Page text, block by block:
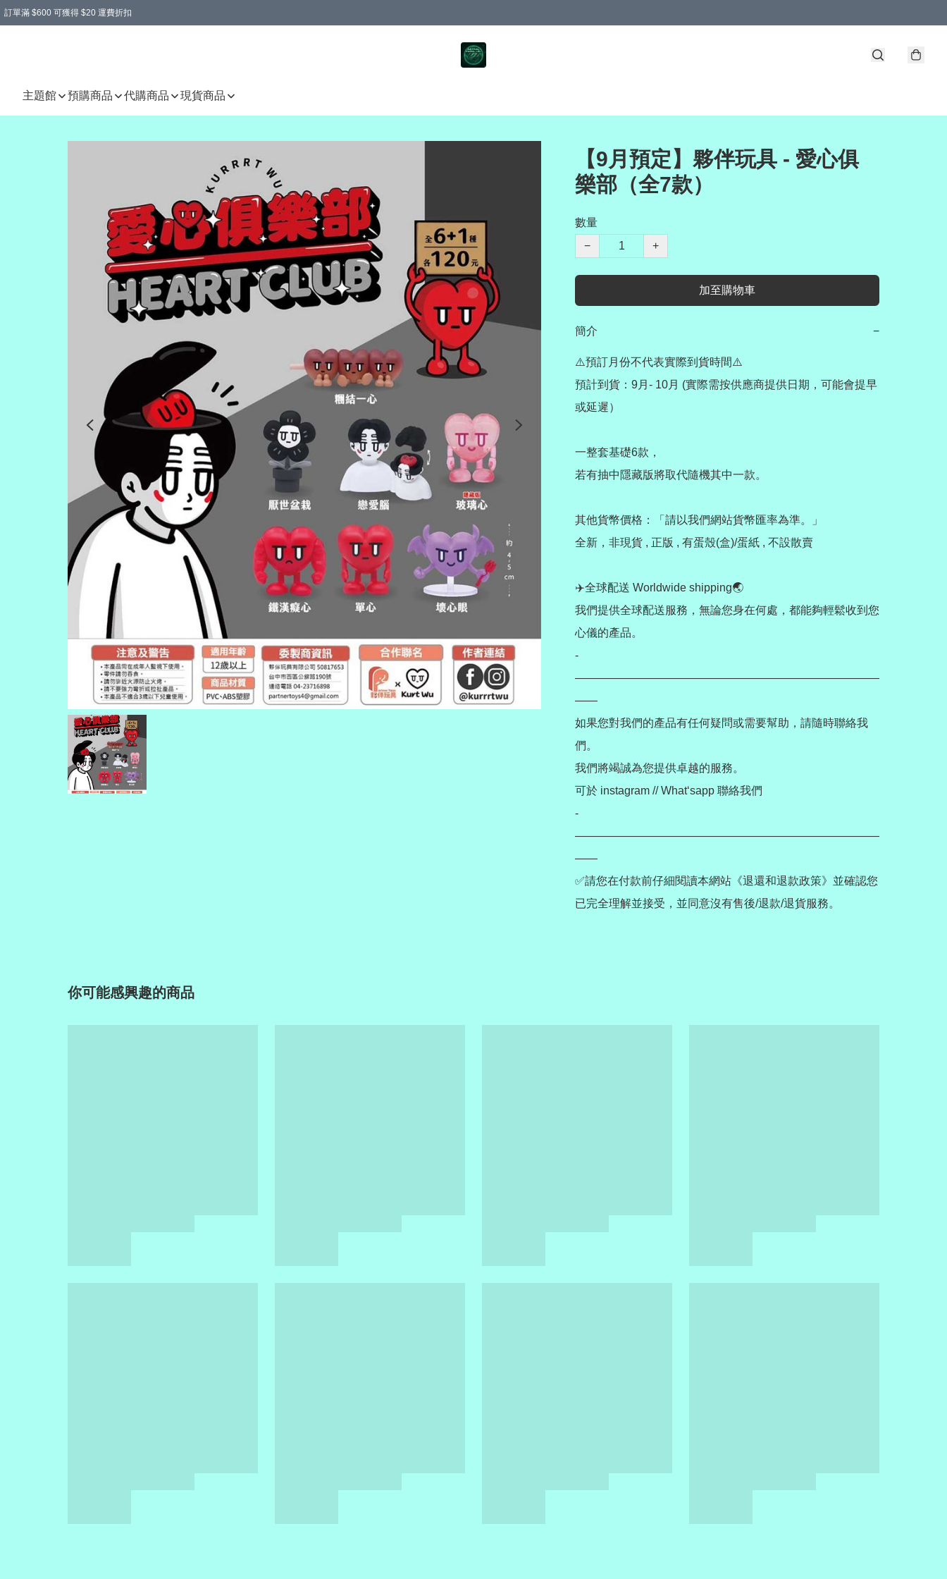
訂單滿 $600 可獲得 $20 運費折扣
主題館 預購商品 代購商品 現貨商品
【9月預定】夥伴玩具 - 愛心俱
樂部（全7款）
數量
−
+
加至購物車
簡介 −
⚠️預訂月份不代表實際到貨時間⚠️
預計到貨：9月- 10月 (實際需按供應商提供日期，可能會提早
或延遲）
一整套基礎6款，
若有抽中隱藏版將取代隨機其中一款。
其他貨幣價格：「請以我們網站貨幣匯率為準。」
全新，非現貨 , 正版 , 有蛋殼(盒)/蛋紙 , 不設散賣
✈️全球配送 Worldwide shipping🌏
我們提供全球配送服務，無論您身在何處，都能夠輕鬆收到您
心儀的產品。
-
———————————————————————————
——
如果您對我們的產品有任何疑問或需要幫助，請隨時聯絡我
們。
我們將竭誠為您提供卓越的服務。
可於 instagram // What‘sapp 聯絡我們
-
———————————————————————————
——
✅請您在付款前仔細閱讀本網站《退還和退款政策》並確認您
已完全理解並接受，並同意沒有售後/退款/退貨服務。
你可能感興趣的商品